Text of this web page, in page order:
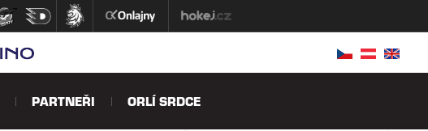
PARTNEŘI ORLÍ SRDCE